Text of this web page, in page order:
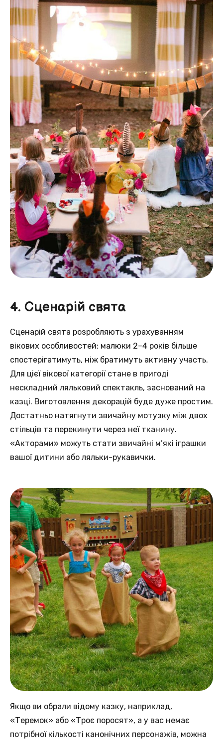
4. Сценарій свята
Сценарій свята розробляють з урахуванням
вікових особливостей: малюки 2–4 років більше
спостерігатимуть, ніж братимуть активну участь.
Для цієї вікової категорії стане в пригоді
нескладний ляльковий спектакль, заснований на
казці. Виготовлення декорацій буде дуже простим.
Достатньо натягнути звичайну мотузку між двох
стільців та перекинути через неї тканину.
«Акторами» можуть стати звичайні м’які іграшки
вашої дитини або ляльки-рукавички.
Якщо ви обрали відому казку, наприклад,
«Теремок» або «Троє поросят», а у вас немає
потрібної кількості канонічних персонажів, можна